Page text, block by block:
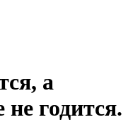
а
годится.